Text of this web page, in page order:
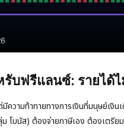
รับฟรีแลนซ์: รายได้
ความท้าทายทางการเงินที่มนุษย์เงิ
โบนัส) ต้องจ่ายภาษีเอง ต้องเตรี